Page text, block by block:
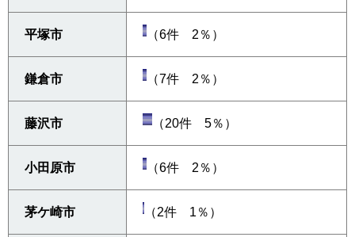
平塚市 （6件 2％）
鎌倉市 （7件 2％）
藤沢市 （20件 5％）
小田原市 （6件 2％）
茅ケ崎市 （2件 1％）